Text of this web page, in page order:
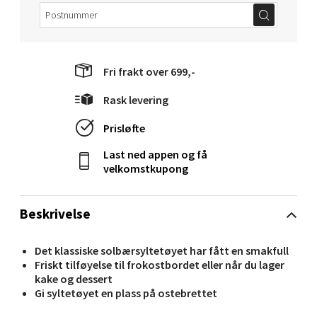
Beskrivelse
Det klassiske solbærsyltetøyet har fått en smakfull
Friskt tilføyelse til frokostbordet eller når du lager
kake og dessert
Gi syltetøyet en plass på ostebrettet
Fri frakt over 699,-
Rask levering
Prisløfte
Last ned appen og få
velkomstkupong
Velg
Molde - Moldetorget
Torget 1, 6413 Molde
3 i butikk
Narvik - Thon Senter Malmporten